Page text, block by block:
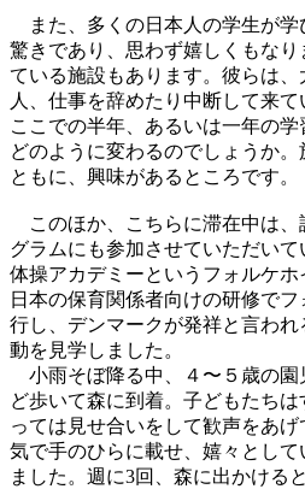
また、多くの日本人の学生が学
驚きであり、思わず嬉しくもな
ている施設もあります。彼らは
人、仕事を辞めたり中断して来て
ここでの半年、あるいは一年の
どのように変わるのでしょうか
ともに、興味があるところです。
このほか、こちらに滞在中は、
グラムにも参加させていただい
体操アカデミーというフォルケ
日本の保育関係者向けの研修で
行し、デンマークが発祥と言わ
動を見学しました。
小雨そぼ降る中、４〜５歳の園
ど歩いて森に到着。子どもたち
っては見せ合いをして歓声をあ
気で手のひらに載せ、嬉々とし
ました。週に3回、森に出かける